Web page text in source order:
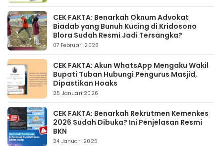
CEK FAKTA: Benarkah Oknum Advokat
Biadab yang Bunuh Kucing di Kridosono
Blora Sudah Resmi Jadi Tersangka?
07 Februari 2026
CEK FAKTA: Akun WhatsApp Mengaku Wakil
Bupati Tuban Hubungi Pengurus Masjid,
Dipastikan Hoaks
25 Januari 2026
CEK FAKTA: Benarkah Rekrutmen Kemenkes
2026 Sudah Dibuka? Ini Penjelasan Resmi
BKN
24 Januari 2026